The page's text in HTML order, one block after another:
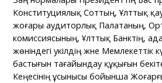
Конституциялық Соттың, Ұлттық
жоғары аудиторлық Палатаның,
комиссиясының, Ұлттық Банктің,
жөніндегі уәкілдің және Мемлекеттік
бастығын тағайындау құқығын
Кеңесінің ұсынысы бойынша